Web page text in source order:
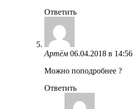
Ответить
Артём 06.04.2018 в 14:56
Можно поподробнее ?
Ответить